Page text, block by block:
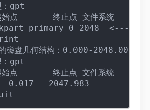
：gpt
始点       终止点 文件系统
primary 0 2048  <-----上
盘几何结构：0.000-2048.000 兆
：gpt
始点       终止点 文件系统
2047.983